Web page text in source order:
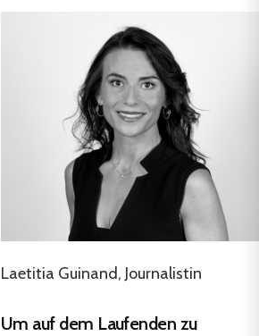
Laetitia Guinand, Journalistin
Um auf dem Laufenden zu